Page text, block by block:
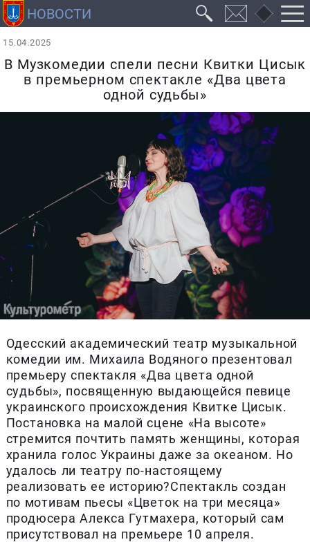
15.04.2025
В Музкомедии спели песни Квитки Цисык
в премьерном спектакле «Два цвета
одной судьбы»
Одесский академический театр музыкальной
комедии им. Михаила Водяного презентовал
премьеру спектакля «Два цвета одной
судьбы», посвященную выдающейся певице
украинского происхождения Квитке Цисык.
Постановка на малой сцене «На высоте»
стремится почтить память женщины, которая
хранила голос Украины даже за океаном. Но
удалось ли театру по-настоящему
реализовать ее историю?Спектакль создан
по мотивам пьесы «Цветок на три месяца»
продюсера Алекса Гутмахера, который сам
присутствовал на премьере 10 апреля.